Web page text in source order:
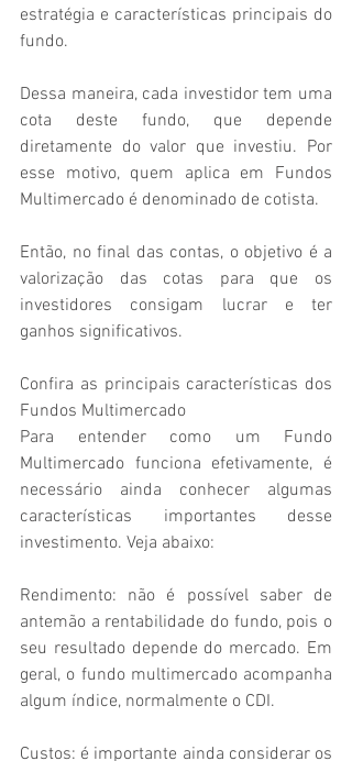
estratégia e características principais do
fundo.
Dessa maneira, cada investidor tem uma
cota deste fundo, que depende
diretamente do valor que investiu. Por
esse motivo, quem aplica em Fundos
Multimercado é denominado de cotista.
Então, no final das contas, o objetivo é a
valorização das cotas para que os
investidores consigam lucrar e ter
ganhos significativos.
Confira as principais características dos
Fundos Multimercado
Para entender como um Fundo
Multimercado funciona efetivamente, é
necessário ainda conhecer algumas
características importantes desse
investimento. Veja abaixo:
Rendimento: não é possível saber de
antemão a rentabilidade do fundo, pois o
seu resultado depende do mercado. Em
geral, o fundo multimercado acompanha
algum índice, normalmente o CDI.
Custos: é importante ainda considerar os